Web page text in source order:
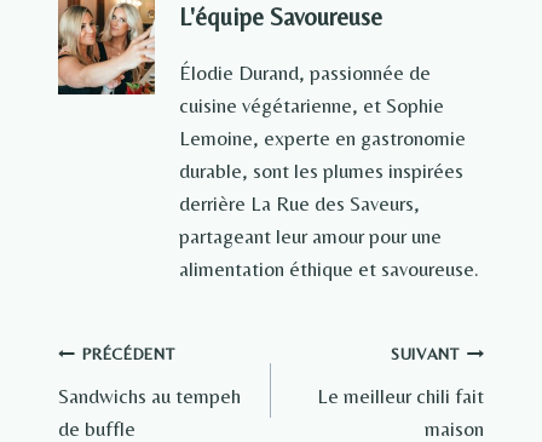
L'équipe Savoureuse
Élodie Durand, passionnée de
cuisine végétarienne, et Sophie
Lemoine, experte en gastronomie
durable, sont les plumes inspirées
derrière La Rue des Saveurs,
partageant leur amour pour une
alimentation éthique et savoureuse.
Navigation
de
PRÉCÉDENT
Sandwichs au tempeh
de buffle
SUIVANT
Le meilleur chili fait
maison